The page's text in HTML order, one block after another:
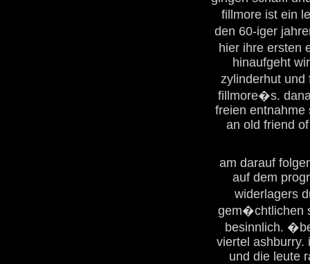
fillmore ist ein
den 60-iger
hier ihre ersten
hinaufgeht
zylinderhut
fillmore�s.
freien entnahme
an old friend
am darauf
auf dem
widerlagers
gem�chtlichen
besinnlich.
viertel ashburry.
und die leute